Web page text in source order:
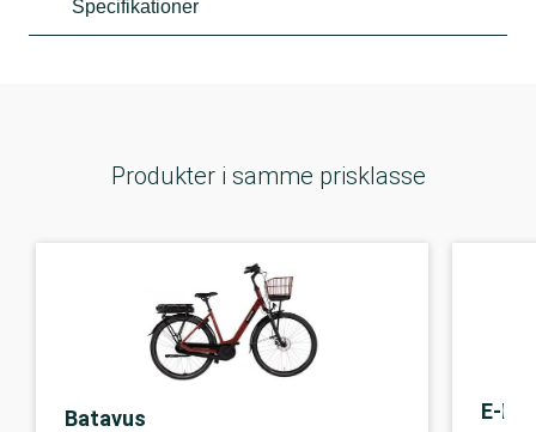
Specifikationer
Produkter i samme prisklasse
Batavus E-Fly